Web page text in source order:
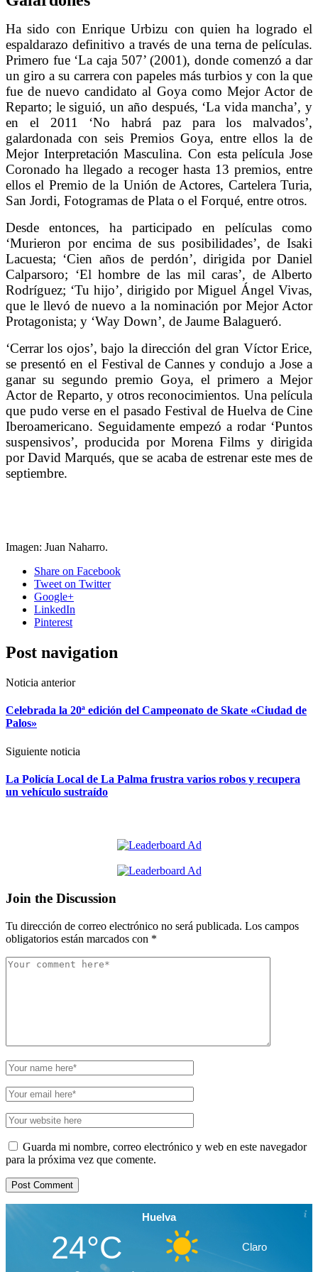
Ha sido con Enrique Urbizu con quien ha logrado el
espaldarazo definitivo a través de una terna de películas.
Primero fue ‘La caja 507’ (2001), donde comenzó a dar
un giro a su carrera con papeles más turbios y con la que
fue de nuevo candidato al Goya como Mejor Actor de
Reparto; le siguió, un año después, ‘La vida mancha’, y
en el 2011 ‘No habrá paz para los malvados’,
galardonada con seis Premios Goya, entre ellos la de
Mejor Interpretación Masculina. Con esta película Jose
Coronado ha llegado a recoger hasta 13 premios, entre
ellos el Premio de la Unión de Actores, Cartelera Turia,
San Jordi, Fotogramas de Plata o el Forqué, entre otros.
Desde entonces, ha participado en películas como
‘Murieron por encima de sus posibilidades’, de Isaki
Lacuesta; ‘Cien años de perdón’, dirigida por Daniel
Calparsoro; ‘El hombre de las mil caras’, de Alberto
Rodríguez; ‘Tu hijo’, dirigido por Miguel Ángel Vivas,
que le llevó de nuevo a la nominación por Mejor Actor
Protagonista; y ‘Way Down’, de Jaume Balagueró.
‘Cerrar los ojos’, bajo la dirección del gran Víctor Erice,
se presentó en el Festival de Cannes y condujo a Jose a
ganar su segundo premio Goya, el primero a Mejor
Actor de Reparto, y otros reconocimientos. Una película
que pudo verse en el pasado Festival de Huelva de Cine
Iberoamericano. Seguidamente empezó a rodar ‘Puntos
suspensivos’, producida por Morena Films y dirigida
por David Marqués, que se acaba de estrenar este mes de
septiembre.
Imagen: Juan Naharro.
Share on Facebook
Tweet on Twitter
Google+
LinkedIn
Pinterest
Post navigation
Noticia anterior
Celebrada la 20ª edición del Campeonato de Skate «Ciudad de
Palos»
Siguiente noticia
La Policía Local de La Palma frustra varios robos y recupera
un vehículo sustraído
Join the Discussion
Tu dirección de correo electrónico no será publicada. Los campos
obligatorios están marcados con *
Guarda mi nombre, correo electrónico y web en este navegador
para la próxima vez que comente.
Huelva
24°C Claro